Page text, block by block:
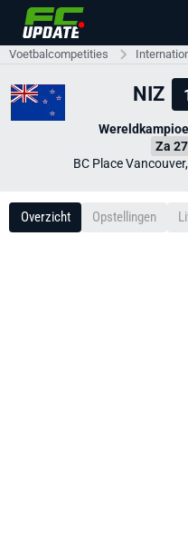
Voetbalcompetities
NIZ
Za
BC Place
Overzicht Opstellingen